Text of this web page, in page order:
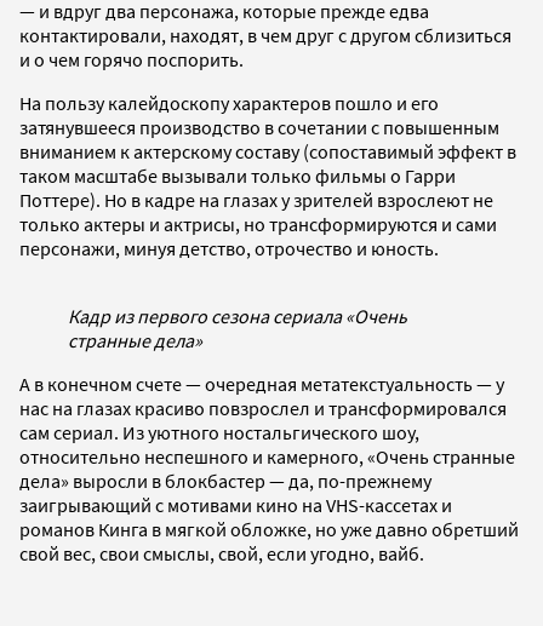
— и вдруг два персонажа, которые прежде едва
контактировали, находят, в чем друг с другом сблизиться
и о чем горячо поспорить.
На пользу калейдоскопу характеров пошло и его
затянувшееся производство в сочетании с повышенным
вниманием к актерскому составу (сопоставимый эффект в
таком масштабе вызывали только фильмы о Гарри
Поттере). Но в кадре на глазах у зрителей взрослеют не
только актеры и актрисы, но трансформируются и сами
персонажи, минуя детство, отрочество и юность.
Кадр из первого сезона сериала «Очень
странные дела»
А в конечном счете — очередная метатекстуальность — у
нас на глазах красиво повзрослел и трансформировался
сам сериал. Из уютного ностальгического шоу,
относительно неспешного и камерного, «Очень странные
дела» выросли в блокбастер — да, по-прежнему
заигрывающий с мотивами кино на VHS-кассетах и
романов Кинга в мягкой обложке, но уже давно обретший
свой вес, свои смыслы, свой, если угодно, вайб.